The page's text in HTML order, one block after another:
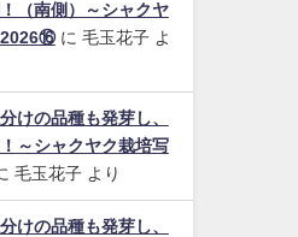
（南側）～シャクヤ
2026⑯に 毛玉花子よ
けの品種も発芽し、
～シャクヤク栽培写
毛玉花子より
けの品種も発芽し、